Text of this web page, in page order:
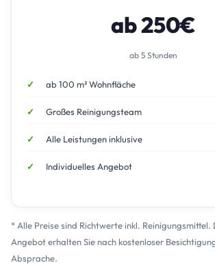
ab 250€
ab 5 Stunden
ab 100 m² Wohnfläche
Großes Reinigungsteam
Alle Leistungen inklusive
Individuelles Angebot
* Alle Preise sind Richtwerte inkl. Reinigungsmittel.
Angebot erhalten Sie nach kostenloser
Absprache.